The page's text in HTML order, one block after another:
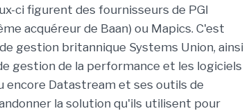
ci figurent des fournisseurs de PGI
acquéreur de Baan) ou Mapics. C'est
gestion britannique Systems Union, ainsi
gestion de la performance et les logiciels
encore Datastream et ses outils de
la solution qu'ils utilisent pour